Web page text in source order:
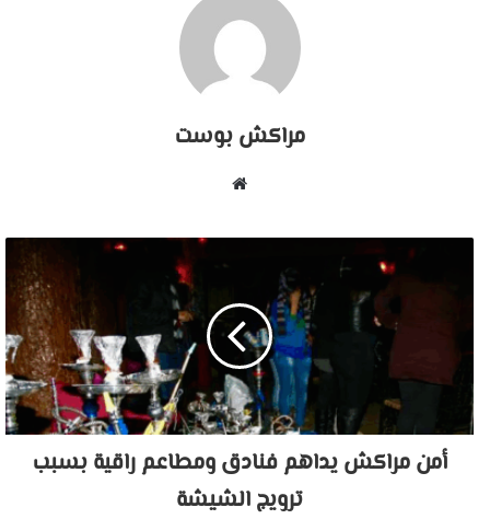
مراكش بوست
أمن مراكش يداهم فنادق ومطاعم راقية بسبب
ترويج الشيشة